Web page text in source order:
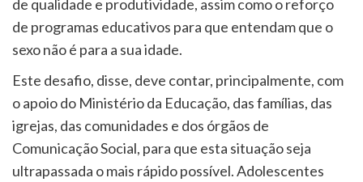
de qualidade e produtividade, assim como o reforço
de programas educativos para que entendam que o
sexo não é para a sua idade.
Este desafio, disse, deve contar, principalmente, com
o apoio do Ministério da Educação, das famílias, das
igrejas, das comunidades e dos órgãos de
Comunicação Social, para que esta situação seja
ultrapassada o mais rápido possível. Adolescentes